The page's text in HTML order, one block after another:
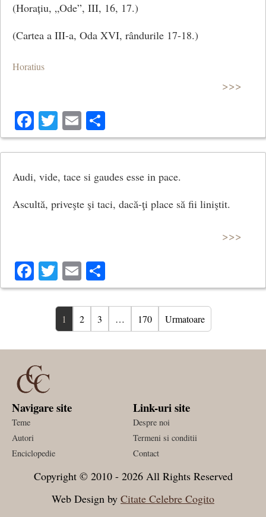
(Horațiu, „Ode”, III, 16, 17.)
(Cartea a III-a, Oda XVI, rândurile 17-18.)
Horatius
>>>
Facebook
Twitter
Email
Audi, vide, tace si gaudes esse in pace.
Ascultă, priveşte şi taci, dacă-ţi place să fii liniştit.
>>>
Facebook
Twitter
Email
1 2 3 … 170 Urmatoare
Navigare site
Teme
Autori
Enciclopedie
Link-uri site
Despre noi
Termeni si conditii
Contact
Copyright © 2010 - 2026 All Rights Reserved
Web Design by Citate Celebre Cogito